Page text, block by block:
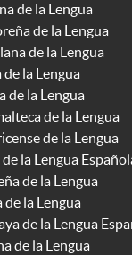
de la Lengua
de la Lengua
de la Lengua
la Lengua
de la Lengua
de la Lengua
de la Lengua
la Lengua
de la Lengua
de la Lengua
de la Lengua
de la Lengua